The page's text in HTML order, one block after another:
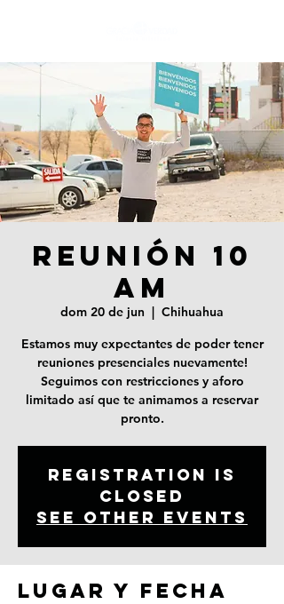
REUNIÓN 10
AM
dom 20 de jun
  |
Chihuahua
Estamos muy expectantes de poder tener
reuniones presenciales nuevamente!
Seguimos con restricciones y aforo
limitado así que te animamos a reservar
pronto.
Registration is
Closed
See other events
LUGAR Y FECHA